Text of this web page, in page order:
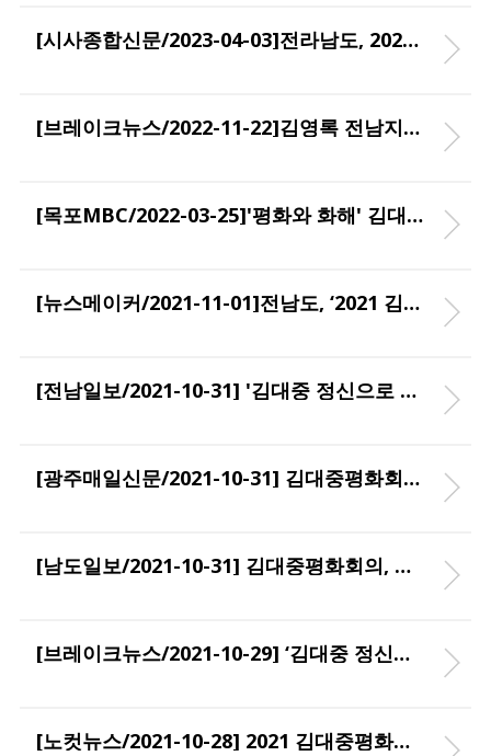
[시사종합신문/2023-04-03]전라남도, 2023 김대중평화 회의 조직위원회 개최
[브레이크뉴스/2022-11-22]김영록 전남지사, ‘김대중 정신 세계화․글로벌 전남도정’ 소개
[목포MBC/2022-03-25]'평화와 화해' 김대중-브란트-만델라 국제학술회의 열려
[뉴스메이커/2021-11-01]전남도, ‘2021 김대중평화회의’ 국제회의로 위상 높였다
[전남일보/2021-10-31] '김대중 정신으로 위기 극복을'…김대중 평화회의 성료
[광주매일신문/2021-10-31] 김대중평화회의, 국제행사 위상 높였다
[남도일보/2021-10-31] 김대중평화회의, 국제회의 품격 높였다
[브레이크뉴스/2021-10-29] ‘김대중 정신으로 글로벌 위기 극복’
[노컷뉴스/2021-10-28] 2021 김대중평화회의 사흘간 일정 마무리…평화선언문 채택